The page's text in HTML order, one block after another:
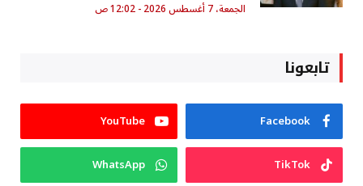
الجمعة، 7 أغسطس 2026 - 12:02 ص
تابعونا
Facebook
YouTube
TikTok
WhatsApp